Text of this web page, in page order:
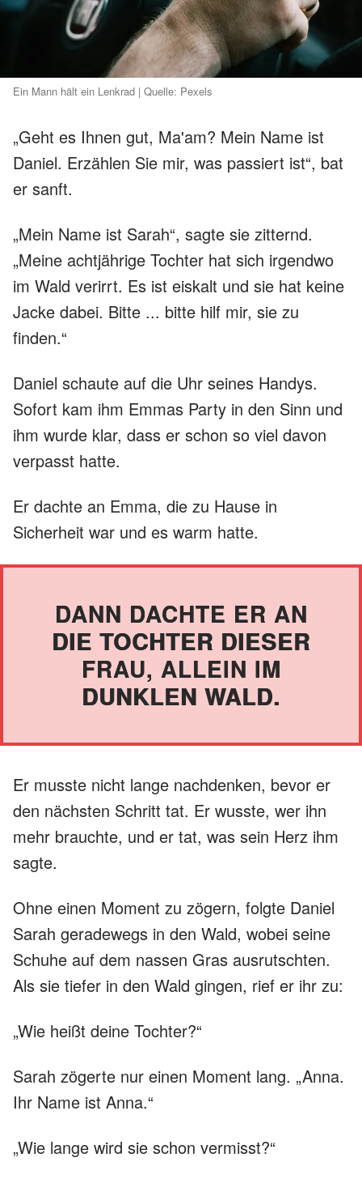
Ein Mann hält ein Lenkrad | Quelle: Pexels
„Geht es Ihnen gut, Ma'am? Mein Name ist
Daniel. Erzählen Sie mir, was passiert ist“, bat
er sanft.
„Mein Name ist Sarah“, sagte sie zitternd.
„Meine achtjährige Tochter hat sich irgendwo
im Wald verirrt. Es ist eiskalt und sie hat keine
Jacke dabei. Bitte ... bitte hilf mir, sie zu
finden.“
Daniel schaute auf die Uhr seines Handys.
Sofort kam ihm Emmas Party in den Sinn und
ihm wurde klar, dass er schon so viel davon
verpasst hatte.
Er dachte an Emma, die zu Hause in
Sicherheit war und es warm hatte.
DANN DACHTE ER AN
DIE TOCHTER DIESER
FRAU, ALLEIN IM
DUNKLEN WALD.
Er musste nicht lange nachdenken, bevor er
den nächsten Schritt tat. Er wusste, wer ihn
mehr brauchte, und er tat, was sein Herz ihm
sagte.
Ohne einen Moment zu zögern, folgte Daniel
Sarah geradewegs in den Wald, wobei seine
Schuhe auf dem nassen Gras ausrutschten.
Als sie tiefer in den Wald gingen, rief er ihr zu:
„Wie heißt deine Tochter?“
Sarah zögerte nur einen Moment lang. „Anna.
Ihr Name ist Anna.“
„Wie lange wird sie schon vermisst?“